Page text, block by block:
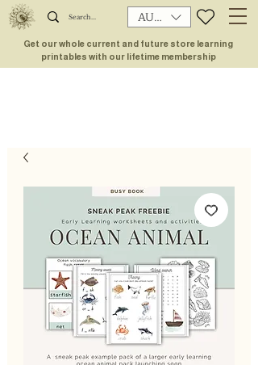
AUD (AU$)
Get our whole current and future store learning
printables with our lifetime membership